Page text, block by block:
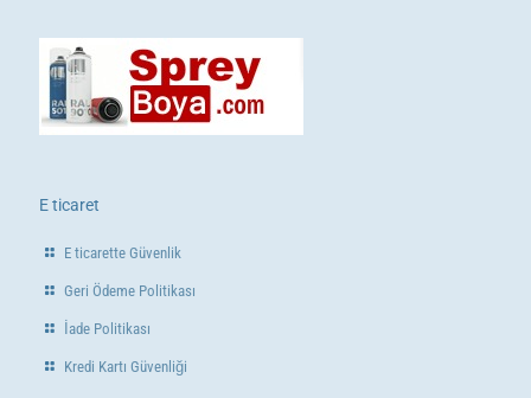
E ticaret
E ticarette Güvenlik
Geri Ödeme Politikası
İade Politikası
Kredi Kartı Güvenliği